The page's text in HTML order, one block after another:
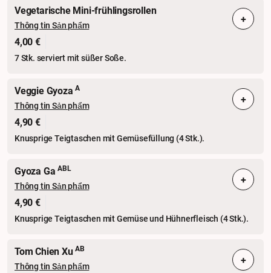
Vegetarische Mini-frühlingsrollen
Thông tin Sản phẩm
4,00 €
7 Stk. serviert mit süßer Soße.
+
Veggie GyozaA
Thông tin Sản phẩm
4,90 €
Knusprige Teigtaschen mit Gemüsefüllung (4 Stk.).
+
Gyoza GaABL
Thông tin Sản phẩm
4,90 €
Knusprige Teigtaschen mit Gemüse und Hühnerfleisch (4 Stk.).
+
Tom Chien XuAB
Thông tin Sản phẩm +